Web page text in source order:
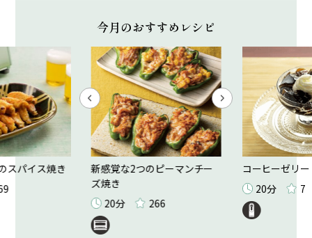
今月のおすすめレシピ
スパイス焼き
新感覚な2つのピーマンチー
ズ焼き
20分
266
コーヒーゼリー
20分
7